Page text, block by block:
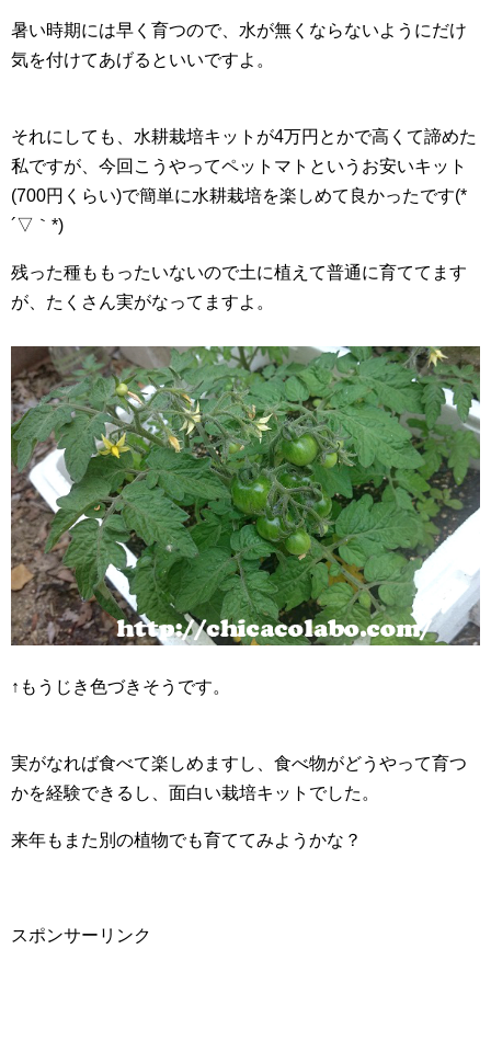
暑い時期には早く育つので、水が無くならないようにだけ
気を付けてあげるといいですよ。
それにしても、水耕栽培キットが4万円とかで高くて諦めた
私ですが、今回こうやってペットマトというお安いキット
(700円くらい)で簡単に水耕栽培を楽しめて良かったです(*
´▽｀*)
残った種ももったいないので土に植えて普通に育ててます
が、たくさん実がなってますよ。
↑もうじき色づきそうです。
実がなれば食べて楽しめますし、食べ物がどうやって育つ
かを経験できるし、面白い栽培キットでした。
来年もまた別の植物でも育ててみようかな？
スポンサーリンク